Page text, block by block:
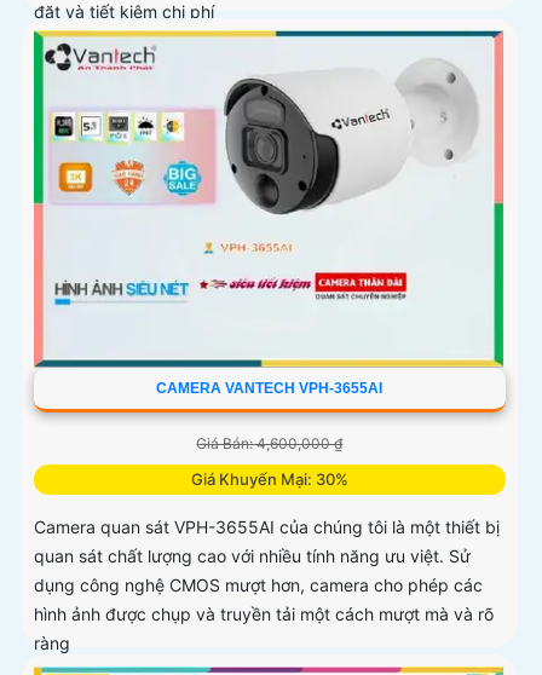
đặt và tiết kiệm chi phí
CAMERA VANTECH VPH-3655AI
Giá Bán: 4,600,000 ₫
Giá Khuyến Mại: 30%
Camera quan sát VPH-3655AI của chúng tôi là một thiết bị
quan sát chất lượng cao với nhiều tính năng ưu việt. Sử
dụng công nghệ CMOS mượt hơn, camera cho phép các
hình ảnh được chụp và truyền tải một cách mượt mà và rõ
ràng